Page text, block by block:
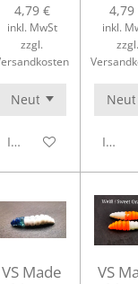
4,79 €
inkl. MwSt
zzgl.
In den Warenkorb
4,79
inkl.
zzgl.
In
VS Made
VS